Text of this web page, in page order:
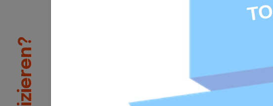
oder aktuellen Arbeitgebern den soliden
Nachweis, dass eine Person über die